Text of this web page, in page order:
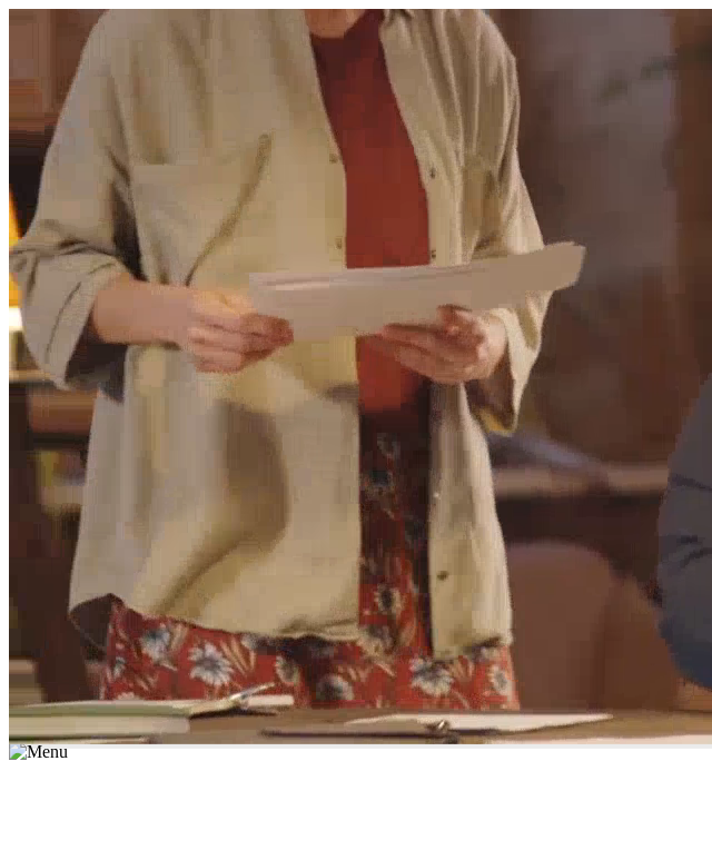
היום לומדים
מצאו מורה
הצטרפות מורים פרטיים
שירות לקוחות
משרות פתוחות
התחברות
כל הזכויות שמורות 2026 © Lessoons
חיפוש
המורים הטובים
מצאו מורה עכשיו *יש לבחור נושא לימוד / עיר מהרשימה שבשדה החיפוש
הצטרפות מורים פרטיים התחברות מצא מורה
הצטרפות מורים פרטיים התחברות מצא מורה